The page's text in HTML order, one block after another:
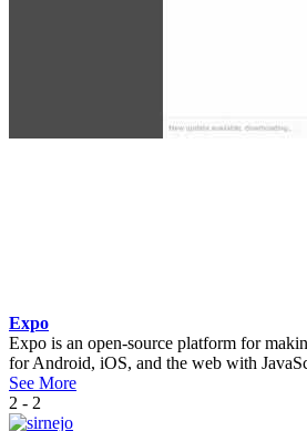
Expo
Expo is an open-source platform for
for Android, iOS, and the web with
See More
2 - 2